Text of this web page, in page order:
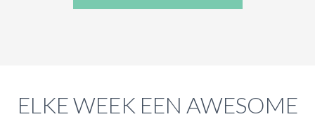
ELKE WEEK EEN AWESOME